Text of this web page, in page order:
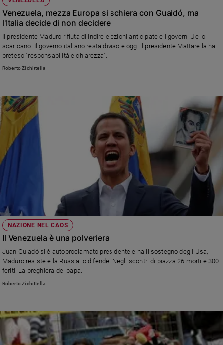
Venezuela, mezza Europa si schiera con Guaidó, ma
l'Italia decide di non decidere
Il presidente Maduro rifiuta di indire elezioni anticipate e i governi Ue lo
scaricano. Il governo italiano resta diviso e oggi il presidente Mattarella ha
preteso "responsabilità e chiarezza".
Roberto Zichittella
NAZIONE NEL CAOS
Il Venezuela è una polveriera
Juan Guiadó si è autoproclamato presidente e ha il sostegno degli Usa,
Maduro resiste e la Russia lo difende. Negli scontri di piazza 26 morti e 300
feriti. La preghiera del papa.
Roberto Zichittella